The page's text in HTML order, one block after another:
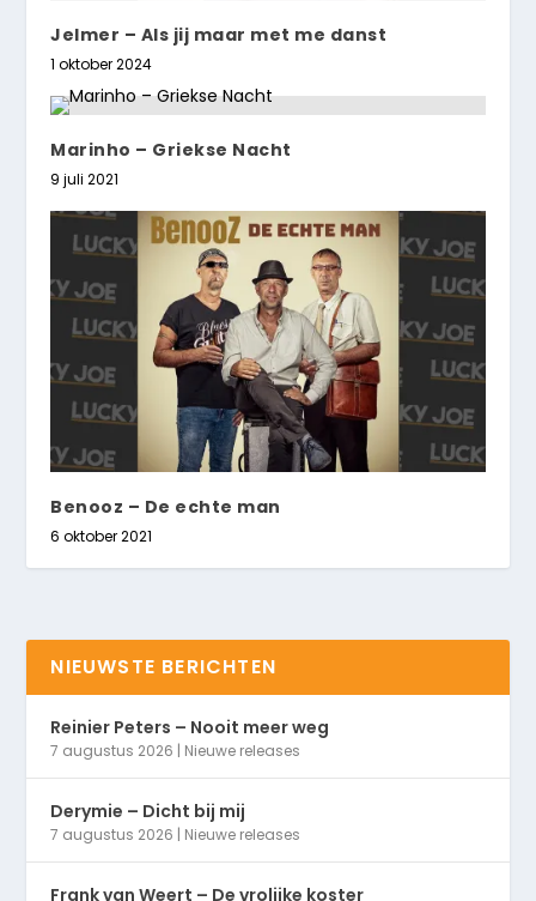
Jelmer – Als jij maar met me danst
1 oktober 2024
Marinho – Griekse Nacht
9 juli 2021
Benooz – De echte man
6 oktober 2021
NIEUWSTE BERICHTEN
Reinier Peters – Nooit meer weg
7 augustus 2026 | Nieuwe releases
Derymie – Dicht bij mij
7 augustus 2026 | Nieuwe releases
Frank van Weert – De vrolijke koster